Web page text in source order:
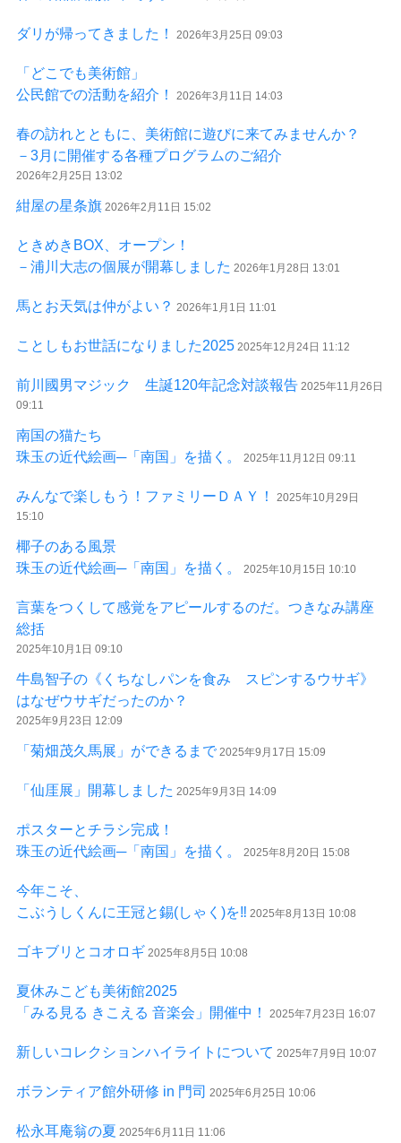
ダリが帰ってきました！ 2026年3月25日 09:03
「どこでも美術館」
公民館での活動を紹介！
2026年3月11日 14:03
春の訪れとともに、美術館に遊びに来てみませんか？
－3月に開催する各種プログラムのご紹介
2026年2月25日 13:02
紺屋の星条旗 2026年2月11日 15:02
ときめきBOX、オープン！
－浦川大志の個展が開幕しました 2026年1月28日 13:01
馬とお天気は仲がよい？ 2026年1月1日 11:01
ことしもお世話になりました2025 2025年12月24日 11:12
前川國男マジック 生誕120年記念対談報告 2025年11月26日
09:11
南国の猫たち
珠玉の近代絵画─「南国」を描く。
2025年11月12日 09:11
みんなで楽しもう！ファミリーＤＡＹ！
2025年10月29日
15:10
椰子のある風景
珠玉の近代絵画─「南国」を描く。
2025年10月15日 10:10
言葉をつくして感覚をアピールするのだ。つきなみ講座
総括
2025年10月1日 09:10
牛島智子の《くちなしパンを食み スピンするウサギ》
はなぜウサギだったのか？
2025年9月23日 12:09
「菊畑茂久馬展」ができるまで2025年9月17日 15:09
「仙厓展」開幕しました 2025年9月3日 14:09
ポスターとチラシ完成！
珠玉の近代絵画─「南国」を描く。
2025年8月20日 15:08
今年こそ、
こぶうしくんに王冠と錫(しゃく)を‼ 2025年8月13日 10:08
ゴキブリとコオロギ 2025年8月5日 10:08
夏休みこども美術館2025
「みる見る きこえる 音楽会」開催中！
2025年7月23日 16:07
新しいコレクションハイライトについて 2025年7月9日 10:07
ボランティア館外研修 in 門司 2025年6月25日 10:06
松永耳庵翁の夏 2025年6月11日 11:06